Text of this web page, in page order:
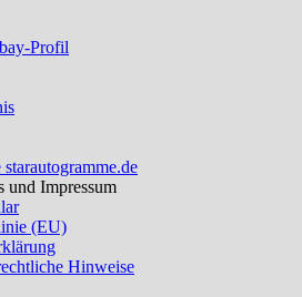
Profil
und Impressum
(EU)
Hinweise